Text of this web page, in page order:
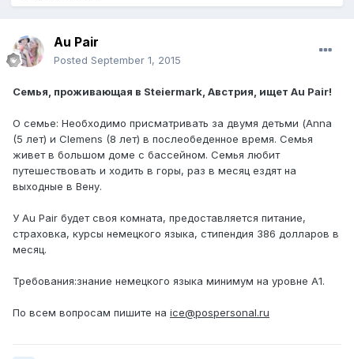
Au Pair
Posted September 1, 2015
Семья, проживающая в Steiermark, Австрия, ищет Au Pair!
О семье: Необходимо присматривать за двумя детьми (Anna
(5 лет) и Clemens (8 лет) в послеобеденное время. Семья
живет в большом доме с бассейном. Семья любит
путешествовать и ходить в горы, раз в месяц ездят на
выходные в Вену.
У Au Pair будет своя комната, предоставляется питание,
страховка, курсы немецкого языка, стипендия 386 долларов в
месяц.
Требования:знание немецкого языка минимум на уровне A1.
По всем вопросам пишите на ice@pospersonal.ru